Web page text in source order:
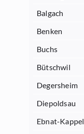
Balgach
Benken
Buchs
Bütschwil
Degersheim
Diepoldsau
Ebnat-Kappel